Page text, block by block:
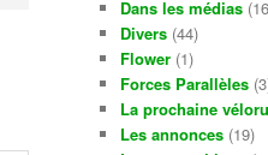
Dans les médias
Divers (44)
Flower (1)
Forces Parallèles
La prochaine
Les annonces (19)